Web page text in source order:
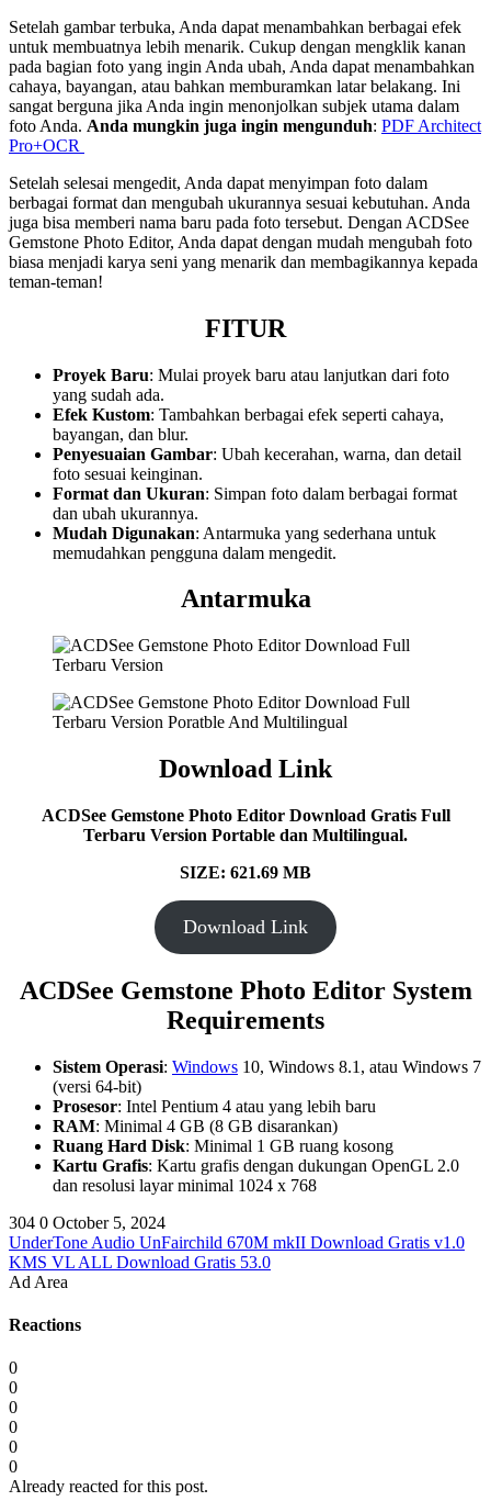
Setelah gambar terbuka, Anda dapat menambahkan berbagai efek
untuk membuatnya lebih menarik. Cukup dengan mengklik kanan
pada bagian foto yang ingin Anda ubah, Anda dapat menambahkan
cahaya, bayangan, atau bahkan memburamkan latar belakang. Ini
sangat berguna jika Anda ingin menonjolkan subjek utama dalam
foto Anda. Anda mungkin juga ingin mengunduh: PDF Architect
Pro+OCR
Setelah selesai mengedit, Anda dapat menyimpan foto dalam
berbagai format dan mengubah ukurannya sesuai kebutuhan. Anda
juga bisa memberi nama baru pada foto tersebut. Dengan ACDSee
Gemstone Photo Editor, Anda dapat dengan mudah mengubah foto
biasa menjadi karya seni yang menarik dan membagikannya kepada
teman-teman!
FITUR
Proyek Baru: Mulai proyek baru atau lanjutkan dari foto
yang sudah ada.
Efek Kustom: Tambahkan berbagai efek seperti cahaya,
bayangan, dan blur.
Penyesuaian Gambar: Ubah kecerahan, warna, dan detail
foto sesuai keinginan.
Format dan Ukuran: Simpan foto dalam berbagai format
dan ubah ukurannya.
Mudah Digunakan: Antarmuka yang sederhana untuk
memudahkan pengguna dalam mengedit.
Antarmuka
Download Link
ACDSee Gemstone Photo Editor Download Gratis Full
Terbaru Version Portable dan Multilingual.
SIZE: 621.69 MB
Download Link
ACDSee Gemstone Photo Editor System
Requirements
Sistem Operasi: Windows 10, Windows 8.1, atau Windows 7
(versi 64-bit)
Prosesor: Intel Pentium 4 atau yang lebih baru
RAM: Minimal 4 GB (8 GB disarankan)
Ruang Hard Disk: Minimal 1 GB ruang kosong
Kartu Grafis: Kartu grafis dengan dukungan OpenGL 2.0
dan resolusi layar minimal 1024 x 768
304 0 October 5, 2024
UnderTone Audio UnFairchild 670M mkII Download Gratis v1.0
KMS VL ALL Download Gratis 53.0
Ad Area
Reactions
0
0
0
0
0
0
Already reacted for this post.